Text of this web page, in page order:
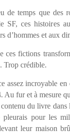
de temps que des
SF, ces histoires
d’hommes et aux
ces fictions
Trop crédible.
assez incroyable
Au fur et à mesure
du livre
pour les
leur maison